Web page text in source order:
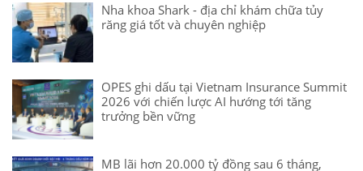
Nha khoa Shark - địa chỉ khám chữa tủy
răng giá tốt và chuyên nghiệp
OPES ghi dấu tại Vietnam Insurance Summit
2026 với chiến lược AI hướng tới tăng
trưởng bền vững
MB lãi hơn 20.000 tỷ đồng sau 6 tháng,